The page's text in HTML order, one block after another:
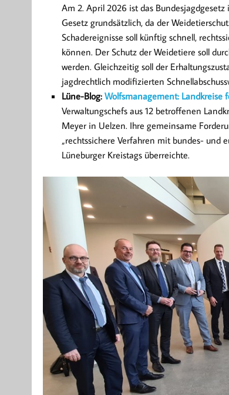
Am 2. April 2026 ist das
Gesetz grundsätzlich, da der
Schadereignisse soll künftig schnell,
können. Der Schutz der Weidetiere soll
werden. Gleichzeitig soll der
jagdrechtlich modifizierten
Lüne-Blog: Wolfsmanagement:
Verwaltungschefs aus 12 betroffenen
Meyer in Uelzen. Ihre gemeinsame
„rechtssichere Verfahren mit bundes- und
Lüneburger Kreistags überreichte.